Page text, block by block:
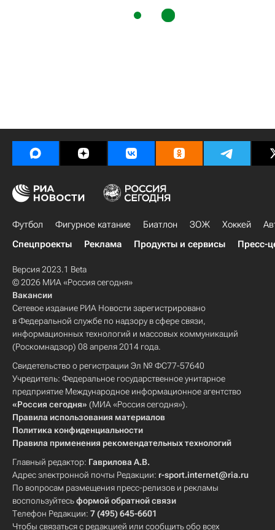
Футбол Фигурное катание Биатлон ЗОЖ Хоккей
Спецпроекты
Реклама Продукты и сервисы Пресс-
Версия 2023.1 Beta
© 2026 МИА «Россия сегодня»
Вакансии
Сетевое издание РИА Новости зарегистрировано
в Федеральной службе по надзору в сфере связи,
информационных технологий и массовых коммуникаций
(Роскомнадзор) 08 апреля 2014 года.
Свидетельство о регистрации Эл № ФС77-57640
Учредитель: Федеральное государственное унитарное
предприятие Международное информационное агентство
«Россия сегодня» (МИА «Россия сегодня»).
Правила использования материалов
Политика конфиденциальности
Правила применения рекомендательных технологий
Главный редактор: Гаврилова А.В.
Адрес электронной почты Редакции: r-sport.internet@ria.ru
По вопросам размещения пресс-релизов и рекламы
воспользуйтесьформой обратной связи
Телефон Редакции: 7 (495) 645-6601
Чтобы связаться с редакцией или сообщить обо всех